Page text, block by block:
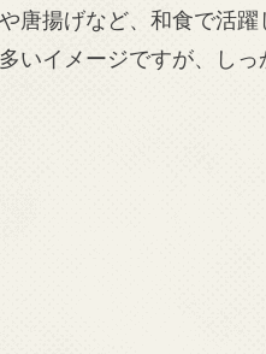
唐揚げなど、和食で活躍
いイメージですが、し